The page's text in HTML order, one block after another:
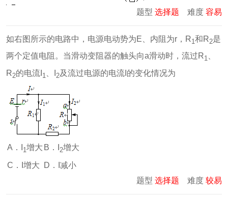
题型 选择题 难度 容易
如右图所示的电路中，电源电动势为E、内阻为r，R1和R2是
两个定值电阻。当滑动变阻器的触头向a滑动时，流过R1
R2的电流I 1 2及流过电源的电流I的变化情况为
A．I 1 增大 B．I 2增大
C．I增大
D．I减小
题型 选择题 难度 较易